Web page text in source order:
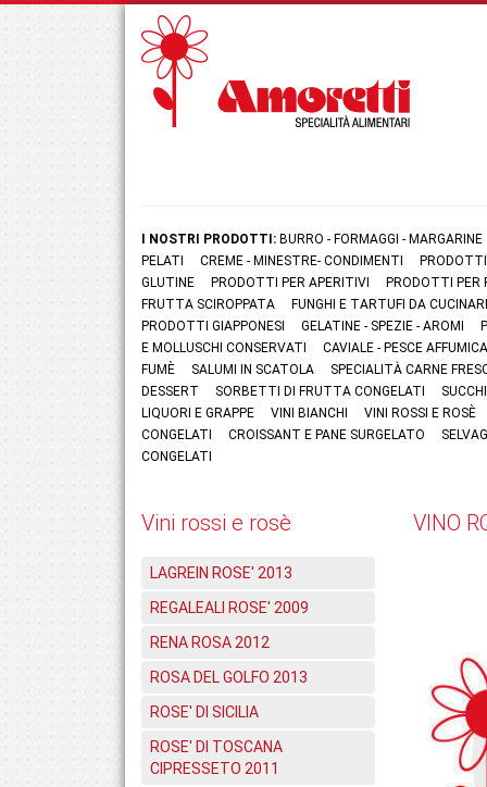
I NOSTRI PRODOTTI: BURRO - FORMAGGI - MARGARINE
PELATI
CREME - MINESTRE- CONDIMENTI
GLUTINE
PRODOTTI PER APERITIVI
PRODOTTI PER
FRUTTA SCIROPPATA
FUNGHI E TARTUFI DA
PRODOTTI GIAPPONESI
GELATINE - SPEZIE - AROMI
E MOLLUSCHI CONSERVATI
CAVIALE - PESCE
FUMÈ
SALUMI IN SCATOLA
SPECIALITÀ CARNE
DESSERT
SORBETTI DI FRUTTA CONGELATI
LIQUORI E GRAPPE
VINI BIANCHI
VINI ROSSI E ROSÈ
CONGELATI
CROISSANT E PANE SURGELATO
CONGELATI
Vini rossi e rosè
LAGREIN ROSE' 2013
REGALEALI ROSE' 2009
RENA ROSA 2012
ROSA DEL GOLFO 2013
ROSE' DI SICILIA
ROSE' DI TOSCANA
CIPRESSETO 2011
VINO